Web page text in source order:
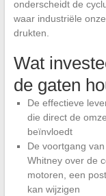
onderscheidt de
waar industriële
drukten.
Wat
de gaten
De effectieve
die direct de
beïnvloedt
De voortgang
Whitney over de
motoren, een
kan wijzigen